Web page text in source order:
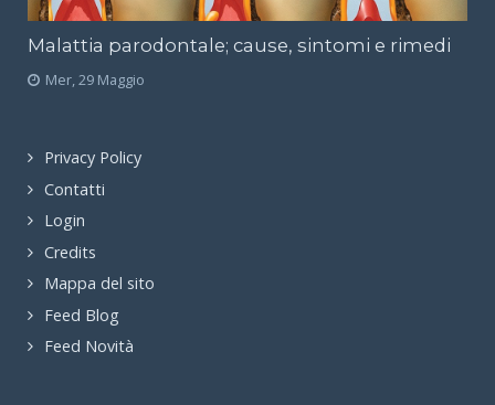
Malattia parodontale; cause, sintomi e rimedi
Mer, 29 Maggio
Privacy Policy
Contatti
Login
Credits
Mappa del sito
Feed Blog
Feed Novità